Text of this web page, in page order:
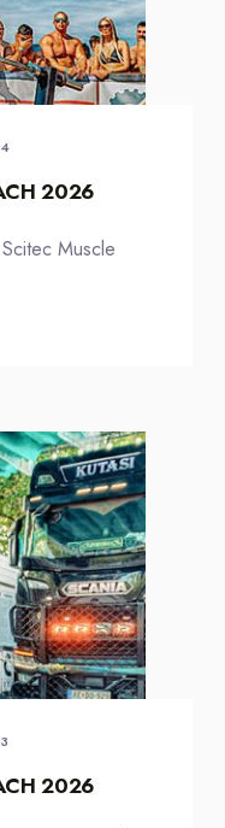
2026
Muscle
2026